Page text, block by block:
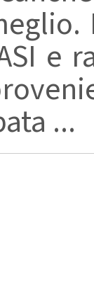
e
...